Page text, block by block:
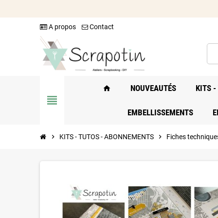
A propos Contact
view_headline
home NOUVEAUTÉS KITS -
EMBELLISSEMENTS
chevron_right KITS - TUTOS - ABONNEMENTS chevron_right Fiches